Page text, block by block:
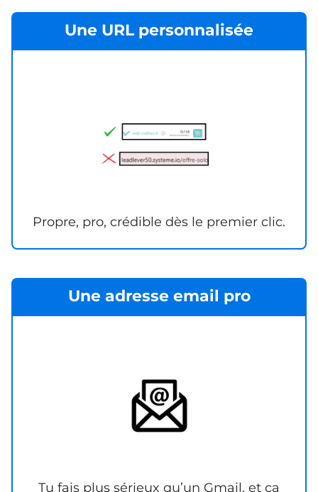
Une URL personnalisée
Propre, pro, crédible dès le premier clic.
Une adresse email pro
Tu fais plus sérieux qu’un Gmail, et ça